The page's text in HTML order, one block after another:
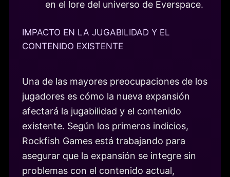
en el lore del universo de Everspace.
IMPACTO EN LA JUGABILIDAD Y EL
CONTENIDO EXISTENTE
Una de las mayores preocupaciones de los
jugadores es cómo la nueva expansión
afectará la jugabilidad y el contenido
existente. Según los primeros indicios,
Rockfish Games está trabajando para
asegurar que la expansión se integre sin
problemas con el contenido actual,